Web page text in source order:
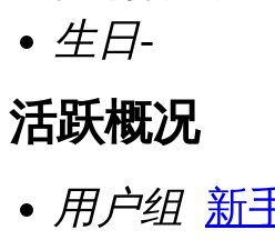
生日-
活跃概况
用户组 新